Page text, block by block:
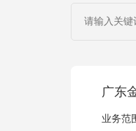
广东
业务范